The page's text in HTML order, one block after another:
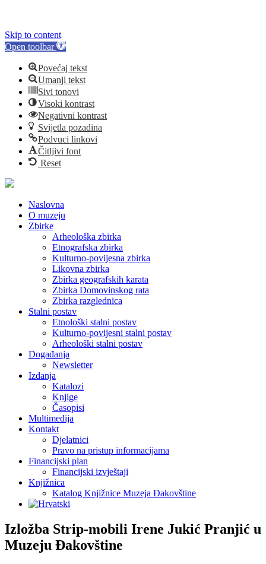
Skip to content
Open toolbar
Povećaj tekst
Umanji tekst
Sivi tonovi
Visoki kontrast
Negativni kontrast
Svijetla pozadina
Podvuci linkovi
Čitljivi font
Reset
Naslovna
O muzeju
Zbirke
Arheološka zbirka
Etnografska zbirka
Kulturno-povijesna zbirka
Likovna zbirka
Zbirka geografskih karata
Zbirka Domovinskog rata
Zbirka razglednica
Stalni postav
Etnološki stalni postav
Kulturno-povijesni stalni postav
Arheološki stalni postav
Događanja
Newsletter
Izdanja
Katalozi
Knjige
Časopisi
Multimedija
Kontakt
Djelatnici
Pravo na pristup informacijama
Financijski plan
Financijski izvještaji
Knjižnica
Katalog Knjižnice Muzeja Đakovštine
Izložba Strip-mobili Irene Jukić Pranjić u
Muzeju Đakovštine